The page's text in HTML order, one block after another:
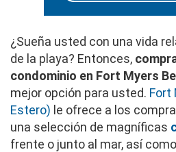
¿Sueña usted con una vida
de la playa? Entonces,
condominio en Fort Myers
mejor opción para usted. Fort
Estero) le ofrece a los
una selección de magníficas
frente o junto al mar, así